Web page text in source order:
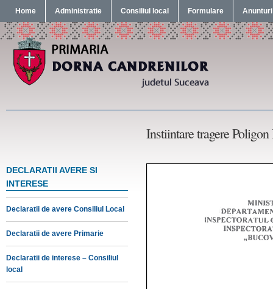
Home Administratie Consiliul local Formulare Anunturi
Instiintare tragere Poligon
DECLARATII AVERE SI
INTERESE
Declaratii de avere Consiliul Local
Declaratii de avere Primarie
Declaratii de interese – Consiliul
local